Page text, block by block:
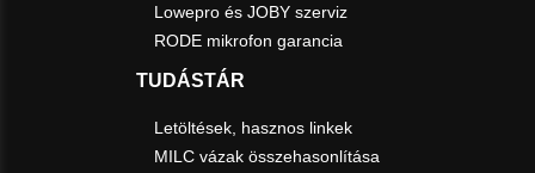
Lowepro és JOBY szerviz
RODE mikrofon garancia
TUDÁSTÁR
Letöltések, hasznos linkek
MILC vázak összehasonlítása